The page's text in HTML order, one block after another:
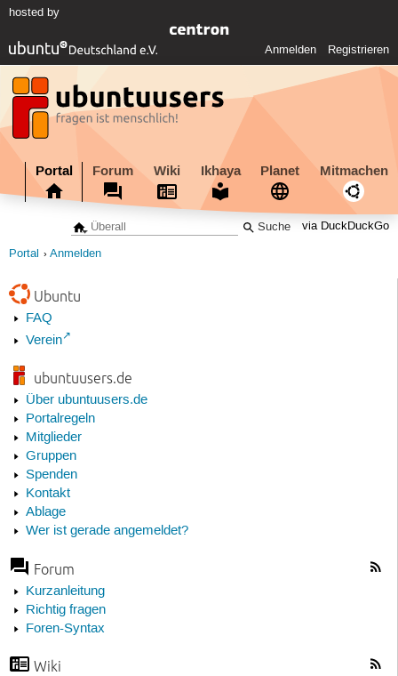
hosted by
Anmelden Registrieren
Portal Forum Wiki Ikhaya Planet Mitmachen
via DuckDuckGo
Portal Anmelden
Ubuntu
FAQ
Verein
ubuntuusers.de
Über ubuntuusers.de
Portalregeln
Mitglieder
Gruppen
Spenden
Kontakt
Ablage
Wer ist gerade angemeldet?
Forum
Kurzanleitung
Richtig fragen
Foren-Syntax
Wiki